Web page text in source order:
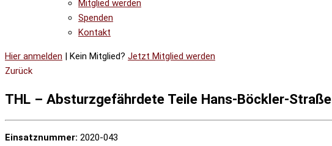
Mitglied werden
Spenden
Kontakt
Hier anmelden | Kein Mitglied? Jetzt Mitglied werden
Zurück
THL – Absturzgefährdete Teile Hans-Böckler-Straße
Einsatznummer: 2020-043